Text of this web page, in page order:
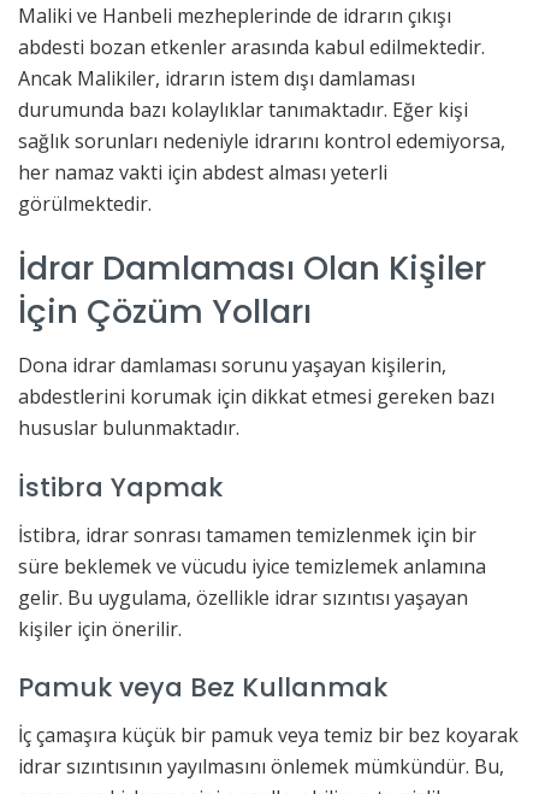
Maliki ve Hanbeli mezheplerinde de idrarın çıkışı
abdesti bozan etkenler arasında kabul edilmektedir.
Ancak Malikiler, idrarın istem dışı damlaması
durumunda bazı kolaylıklar tanımaktadır. Eğer kişi
sağlık sorunları nedeniyle idrarını kontrol edemiyorsa,
her namaz vakti için abdest alması yeterli
görülmektedir.
İdrar Damlaması Olan Kişiler
İçin Çözüm Yolları
Dona idrar damlaması sorunu yaşayan kişilerin,
abdestlerini korumak için dikkat etmesi gereken bazı
hususlar bulunmaktadır.
İstibra Yapmak
İstibra, idrar sonrası tamamen temizlenmek için bir
süre beklemek ve vücudu iyice temizlemek anlamına
gelir. Bu uygulama, özellikle idrar sızıntısı yaşayan
kişiler için önerilir.
Pamuk veya Bez Kullanmak
İç çamaşıra küçük bir pamuk veya temiz bir bez koyarak
idrar sızıntısının yayılmasını önlemek mümkündür. Bu,